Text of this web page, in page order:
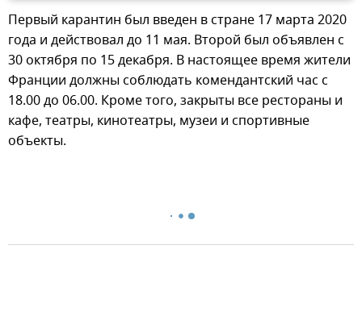
Первый карантин был введен в стране 17 марта 2020
года и действовал до 11 мая. Второй был объявлен с
30 октября по 15 декабря. В настоящее время жители
Франции должны соблюдать комендантский час с
18.00 до 06.00. Кроме того, закрыты все рестораны и
кафе, театры, кинотеатры, музеи и спортивные
объекты.